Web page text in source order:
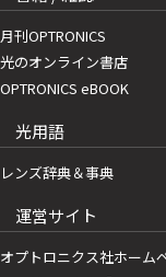
月刊OPTRONICS
光のオンライン書店
OPTRONICS eBOOK
光用語
レンズ辞典＆事典
運営サイト
オプトロニクス社ホーム